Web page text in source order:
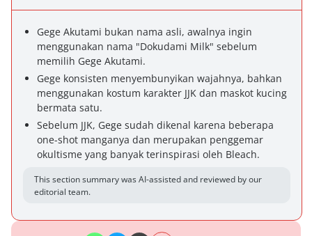
Gege Akutami bukan nama asli, awalnya ingin
menggunakan nama "Dokudami Milk" sebelum
memilih Gege Akutami.
Gege konsisten menyembunyikan wajahnya, bahkan
menggunakan kostum karakter JJK dan maskot kucing
bermata satu.
Sebelum JJK, Gege sudah dikenal karena beberapa
one-shot manganya dan merupakan penggemar
okultisme yang banyak terinspirasi oleh Bleach.
This section summary was AI-assisted and reviewed by our
editorial team.